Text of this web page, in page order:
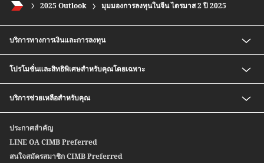
2025 Outlook มุมมองการลงทุนในจีน ไตรมาส 2 ปี 2025
บริการทางการเงินและการลงทุน
กองทุนรวม
บริการซื้อ-ขายตราสารหนี้ก่อนครบกำหนด
หุ้นกู้อนุพันธ์แฝง
บริการซื้อ-ขายตราสารหนี้สกุลเงินต่างประเทศ
สปีดเซนด์
ซีไอเอ็มบี ไทย บริการโอนเงินระหว่างประเทศ
Wealth Credit Line
โปรโมชั่นและสิทธิพิเศษสำหรับคุณโดยเฉพาะ
Safe Deposit Box Privilege
บริการช่วยเหลือสำหรับคุณ
สาขาของเรา
ประกาศสำคัญ
LINE OA CIMB Preferred
สนใจสมัครสมาชิก CIMB Preferred